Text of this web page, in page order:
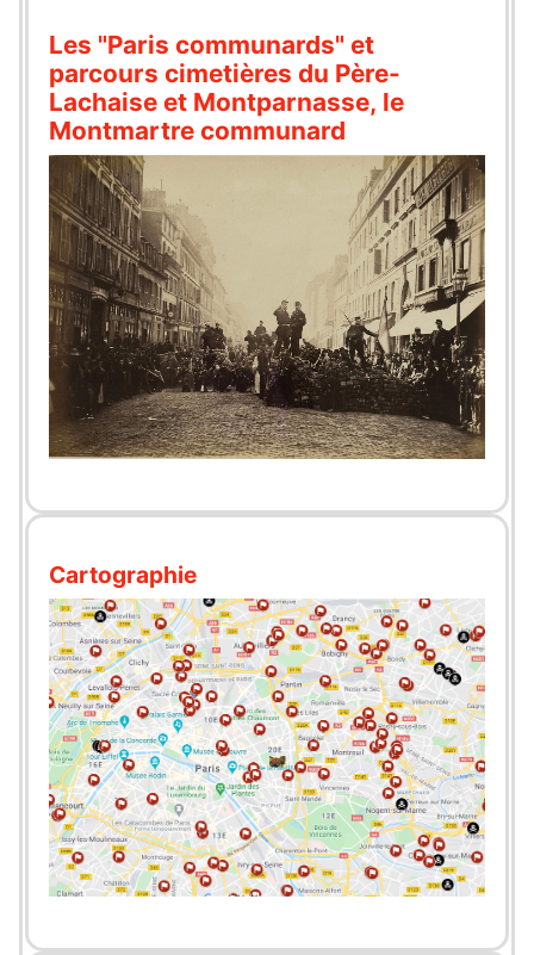
Les "Paris communards" et
parcours cimetières du Père-
Lachaise et Montparnasse, le
Montmartre communard
Cartographie